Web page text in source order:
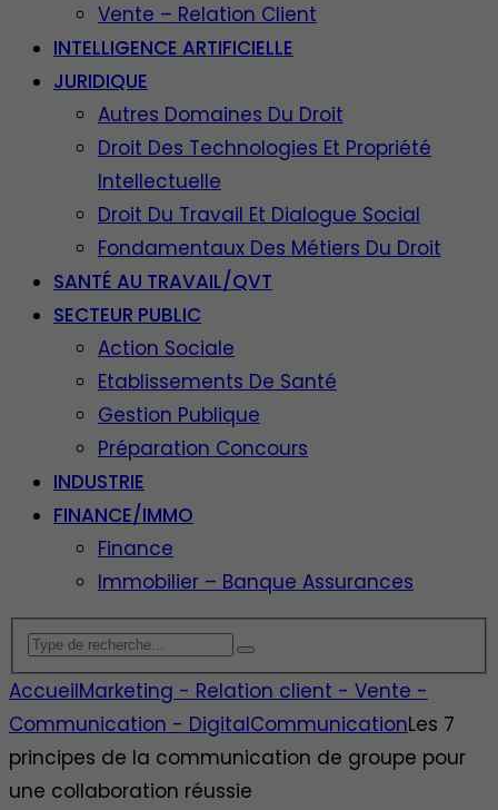
Vente – Relation Client
INTELLIGENCE ARTIFICIELLE
JURIDIQUE
Autres Domaines Du Droit
Droit Des Technologies Et Propriété
Intellectuelle
Droit Du Travail Et Dialogue Social
Fondamentaux Des Métiers Du Droit
SANTÉ AU TRAVAIL/QVT
SECTEUR PUBLIC
Action Sociale
Etablissements De Santé
Gestion Publique
Préparation Concours
INDUSTRIE
FINANCE/IMMO
Finance
Immobilier – Banque Assurances
AccueilMarketing - Relation client - Vente -
Communication - DigitalCommunicationLes 7
principes de la communication de groupe pour
une collaboration réussie